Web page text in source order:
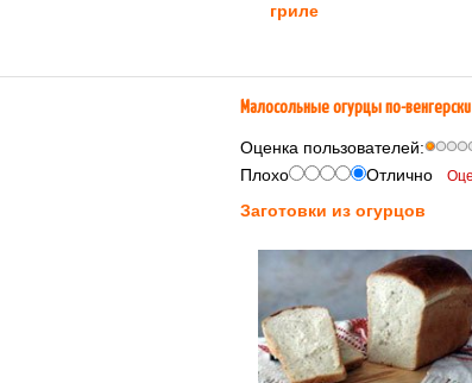
гриле
Малосольные огурцы по-венгерски
Оценка пользователей:
Плохо
Отлично
Заготовки из огурцов